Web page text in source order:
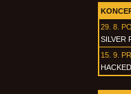
29. 8.
SILVER
15. 9.